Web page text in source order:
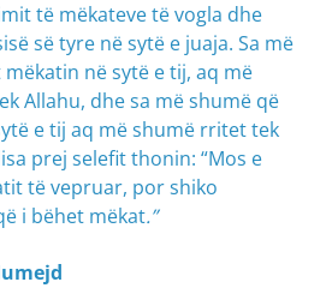
të mëkateve të vogla dhe
së tyre në sytë e juaja. Sa më
në sytë e tij, aq më
Allahu, dhe sa më shumë që
e tij aq më shumë rritet tek
prej selefit thonin: “Mos e
të vepruar, por shiko
i bëhet mëkat.”